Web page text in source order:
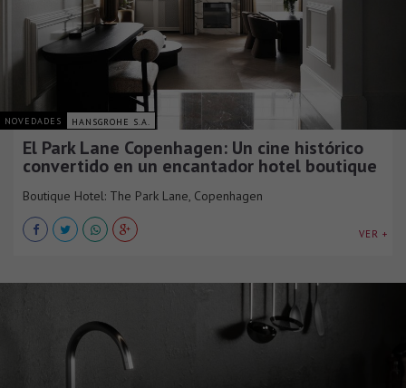
NOVEDADES HANSGROHE S.A.
El Park Lane Copenhagen: Un cine histórico
convertido en un encantador hotel boutique
Boutique Hotel: The Park Lane, Copenhagen
VER +